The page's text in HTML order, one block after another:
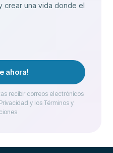
crear una vida donde el
ahora!
recibir correos electrónicos
y los Términos y